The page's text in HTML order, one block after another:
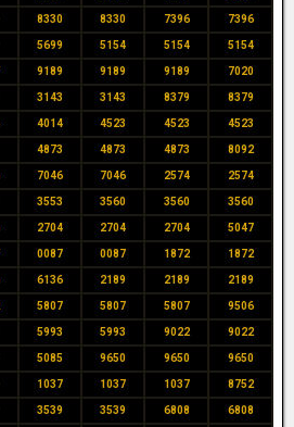
8330 8330 7396 7396
5699 5154 5154 5154
9189 9189 9189 7020
3143 3143 8379 8379
4014 4523 4523 4523
4873 4873 4873 8092
7046 7046 2574 2574
3553 3560 3560 3560
2704 2704 2704 5047
0087 0087 1872 1872
6136 2189 2189 2189
5807 5807 5807 9506
5993 5993 9022 9022
5085 9650 9650 9650
1037 1037 1037 8752
3539 3539 6808 6808